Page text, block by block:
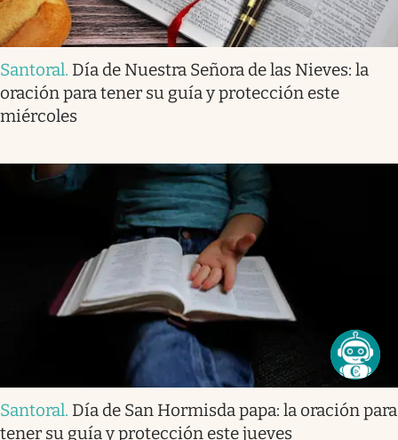
Santoral. Día de Nuestra Señora de las Nieves: la
oración para tener su guía y protección este
miércoles
Santoral. Día de San Hormisda papa: la oración para
tener su guía y protección este jueves